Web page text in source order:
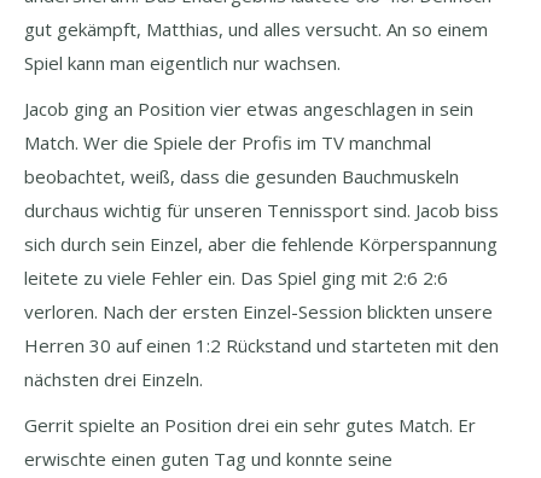
gut gekämpft, Matthias, und alles versucht. An so einem
Spiel kann man eigentlich nur wachsen.
Jacob ging an Position vier etwas angeschlagen in sein
Match. Wer die Spiele der Profis im TV manchmal
beobachtet, weiß, dass die gesunden Bauchmuskeln
durchaus wichtig für unseren Tennissport sind. Jacob biss
sich durch sein Einzel, aber die fehlende Körperspannung
leitete zu viele Fehler ein. Das Spiel ging mit 2:6 2:6
verloren. Nach der ersten Einzel-Session blickten unsere
Herren 30 auf einen 1:2 Rückstand und starteten mit den
nächsten drei Einzeln.
Gerrit spielte an Position drei ein sehr gutes Match. Er
erwischte einen guten Tag und konnte seine